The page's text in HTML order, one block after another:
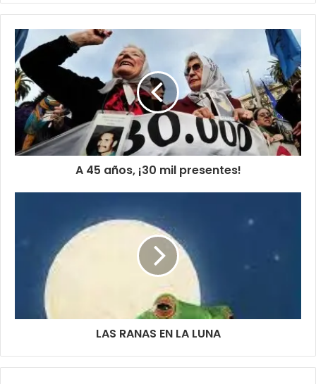
A 45 años, ¡30 mil presentes!
LAS RANAS EN LA LUNA